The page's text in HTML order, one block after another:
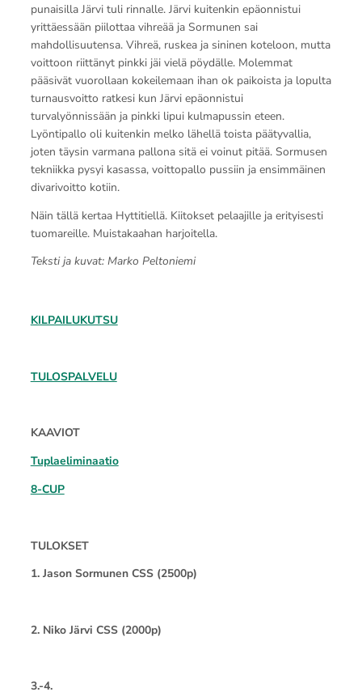
punaisilla Järvi tuli rinnalle. Järvi kuitenkin epäonnistui
yrittäessään piilottaa vihreää ja Sormunen sai
mahdollisuutensa. Vihreä, ruskea ja sininen koteloon, mutta
voittoon riittänyt pinkki jäi vielä pöydälle. Molemmat
pääsivät vuorollaan kokeilemaan ihan ok paikoista ja lopulta
turnausvoitto ratkesi kun Järvi epäonnistui
turvalyönnissään ja pinkki lipui kulmapussin eteen.
Lyöntipallo oli kuitenkin melko lähellä toista päätyvallia,
joten täysin varmana pallona sitä ei voinut pitää. Sormusen
tekniikka pysyi kasassa, voittopallo pussiin ja ensimmäinen
divarivoitto kotiin.
Näin tällä kertaa Hyttitiellä. Kiitokset pelaajille ja erityisesti
tuomareille. Muistakaahan harjoitella.
Teksti ja kuvat: Marko Peltoniemi
KILPAILUKUTSU
TULOSPALVELU
KAAVIOT
Tuplaeliminaatio
8-CUP
TULOKSET
1. Jason Sormunen CSS (2500p)
2. Niko Järvi CSS (2000p)
3.-4.